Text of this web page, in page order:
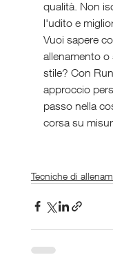
qualità. Non
l'udito e
Vuoi sapere
allenamento o
stile? Con
approccio
passo nella
corsa su
Tecniche di